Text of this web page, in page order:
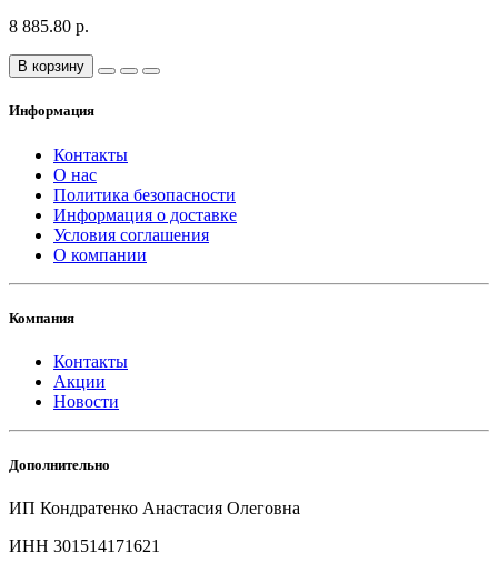
8 885.80 р.
В корзину
Информация
Контакты
О нас
Политика безопасности
Информация о доставке
Условия соглашения
О компании
Компания
Контакты
Акции
Новости
Дополнительно
ИП Кондратенко Анастасия Олеговна
ИНН 301514171621